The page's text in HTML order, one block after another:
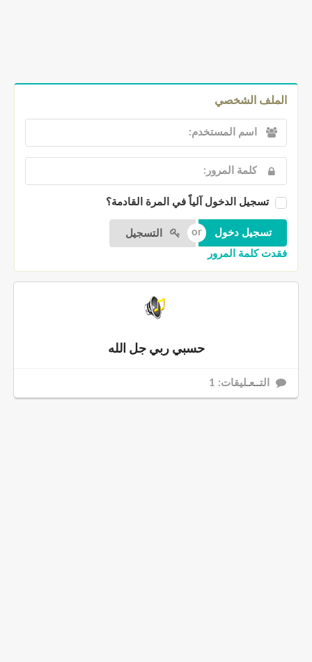
الملف الشخصي
تسجيل الدخول آلياً في المرة القادمة؟
التسجيل
فقدت كلمة المرور
حسبي ربي جل الله
التــعـليقات: 1